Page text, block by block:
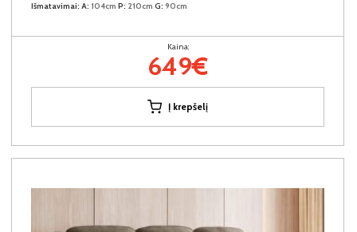
Išmatavimai: A: 104cm P: 210cm G: 90cm
Kaina:
649€
Į krepšelį